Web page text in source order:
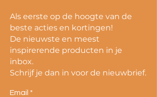
Als eerste op de hoogte van de
beste acties en kortingen!
De nieuwste en meest
inspirerende producten in je
inbox.
Schrijf je dan in voor de nieuwbrief.
Email